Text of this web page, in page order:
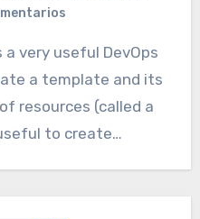
a template and its
resources (called a
to create…